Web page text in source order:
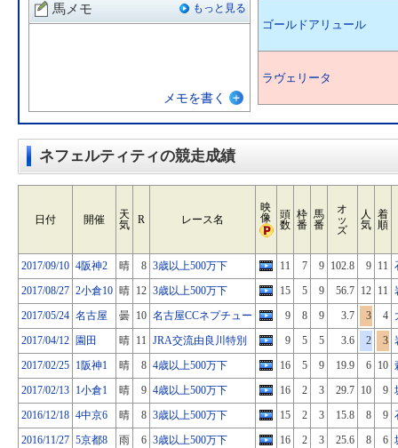
馬メモ もっと見る
メモを書く
ゴールドアリュール
ラヴェリータ
ネフェルティティの競走成績
日付 開催
天
気
R レース名
映
像
頭
数
枠
番
馬
番
オ
ッ
ズ
人
気
着
順
2017/09/10 4阪神2 晴 8 3歳以上500万下 11 7 9 102.8 9 11
2017/08/27 2小倉10 晴 12 3歳以上500万下 15 5 9 56.7 12 11
2017/05/24 名古屋 曇 10 名古屋CCネプチュー 9 8 9 3.7 3 4
2017/04/12
園田 晴 11 JRA交流由良川特別 9 5 5 3.6 2 3
2017/02/25 1阪神1 晴 8 4歳以上500万下 16 5 9 19.9 6 10
2017/02/13 1小倉1 晴 9 4歳以上500万下 16 2 3 29.7 10 9
2016/12/18 4中京6 晴 8 3歳以上500万下 15 2 3 15.8 8 9
2016/11/27 5京都8 雨 6 3歳以上500万下 16 2 3 25.6 8 6